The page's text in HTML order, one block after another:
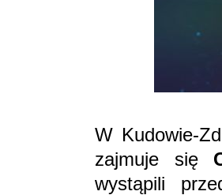
W Kudowie-
zajmuje się
wystąpili